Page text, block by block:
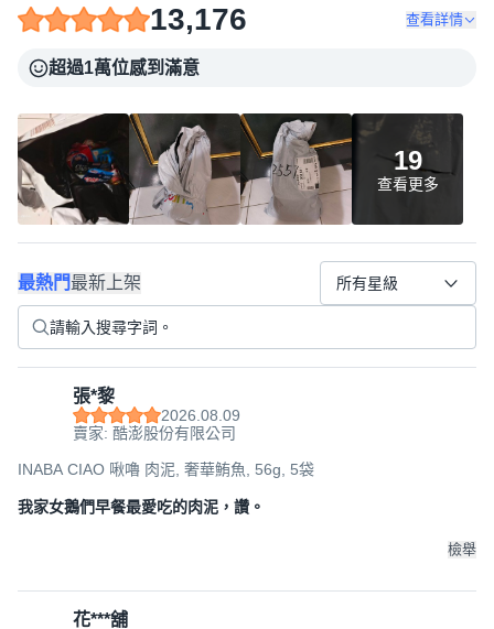
13,176 查看詳情
超過1萬位感到滿意
19
查看更多
最熱門最新上架 所有星級
張*黎
2026.08.09
賣家: 酷澎股份有限公司
INABA CIAO 啾嚕 肉泥, 奢華鮪魚, 56g, 5袋
我家女鵝們早餐最愛吃的肉泥，讚。
檢舉
花***舖